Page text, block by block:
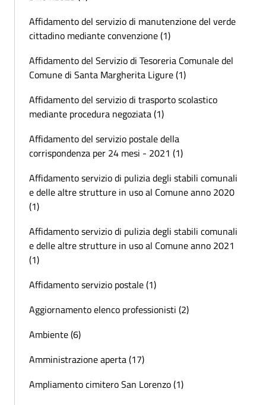
Affidamento del servizio di manutenzione del verde
cittadino mediante convenzione (1)
Affidamento del Servizio di Tesoreria Comunale del
Comune di Santa Margherita Ligure (1)
Affidamento del servizio di trasporto scolastico
mediante procedura negoziata (1)
Affidamento del servizio postale della
corrispondenza per 24 mesi - 2021 (1)
Affidamento servizio di pulizia degli stabili comunali
e delle altre strutture in uso al Comune anno 2020
(1)
Affidamento servizio di pulizia degli stabili comunali
e delle altre strutture in uso al Comune anno 2021
(1)
Affidamento servizio postale (1)
Aggiornamento elenco professionisti (2)
Ambiente (6)
Amministrazione aperta (17)
Ampliamento cimitero San Lorenzo (1)